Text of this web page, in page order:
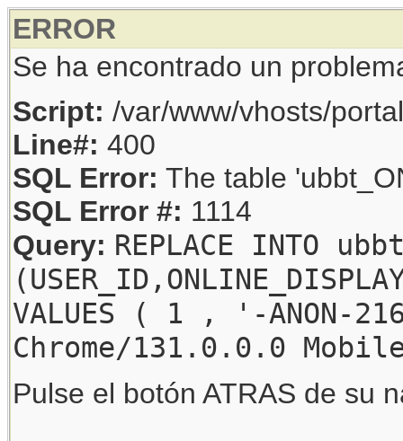
ERROR
Se ha encontrado un
Script: /var/www/vhosts/
Line#: 400
SQL Error: The table
SQL Error #: 1114
Query: REPLACE INTO
VALUES ( 1 , '-
Chrome/131.0.0.0
Pulse el botón ATRAS de su